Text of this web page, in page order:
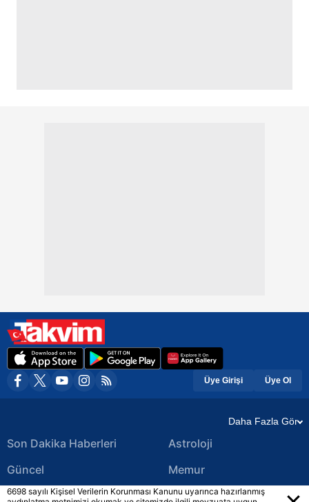
Üye Girişi Üye Ol
Daha Fazla Gör
Son Dakika Haberleri
Güncel
Ekonomi Haberleri
Astroloji
Memur
Yerel Haberler
6698 sayılı Kişisel Verilerin Korunması Kanunu uyarınca hazırlanmış